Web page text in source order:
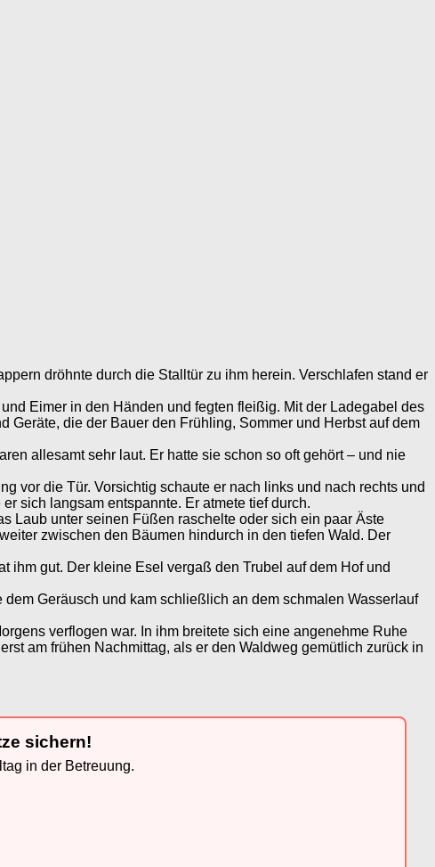
dröhnte durch die Stalltür zu ihm herein. Verschlafen stand er
Eimer in den Händen und fegten fleißig. Mit der Ladegabel des
die der Bauer den Frühling, Sommer und Herbst auf dem
allesamt sehr laut. Er hatte sie schon so oft gehört – und nie
vor die Tür. Vorsichtig schaute er nach links und nach rechts und
sich langsam entspannte. Er atmete tief durch.
Laub unter seinen Füßen raschelte oder sich ein paar Äste
zwischen den Bäumen hindurch in den tiefen Wald. Der
ihm gut. Der kleine Esel vergaß den Trubel auf dem Hof und
Geräusch und kam schließlich an dem schmalen Wasserlauf
verflogen war. In ihm breitete sich eine angenehme Ruhe
am frühen Nachmittag, als er den Waldweg gemütlich zurück in
sichern!
in der Betreuung.